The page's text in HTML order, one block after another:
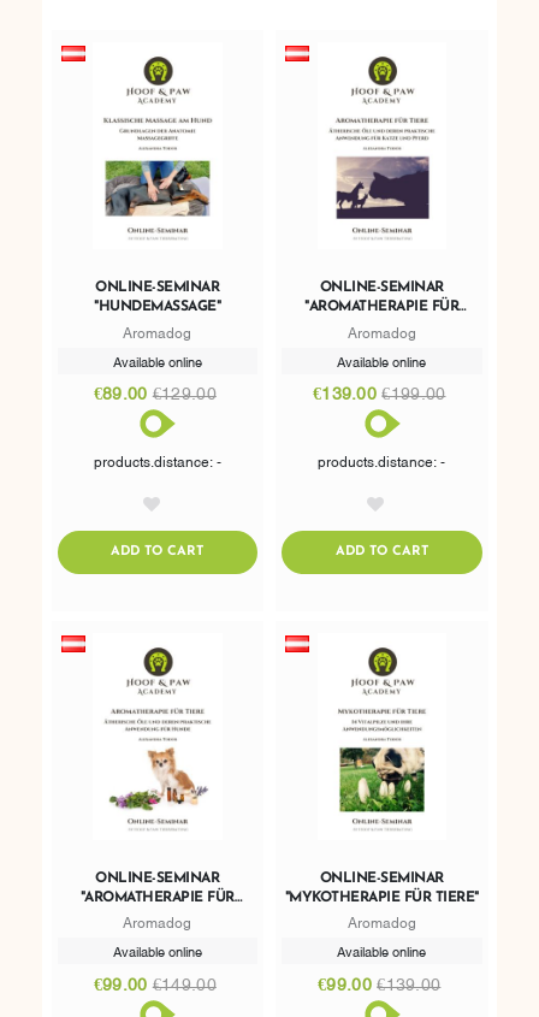
ONLINE-SEMINAR
"HUNDEMASSAGE"
Aromadog
Available online
€89.00 €129.00
products.distance: -
ADD TO CARTADDTOCART
ONLINE-SEMINAR
"AROMATHERAPIE FÜR
TIERE"
Aromadog
Available online
€139.00€199.00
products.distance: -
ADD TO CARTADDTOCART
ONLINE-SEMINAR
"AROMATHERAPIE FÜR
TIERE"
Aromadog
Available online
€99.00 €149.00
ONLINE-SEMINAR
"MYKOTHERAPIE FÜR TIERE"
Aromadog
Available online
€99.00€139.00